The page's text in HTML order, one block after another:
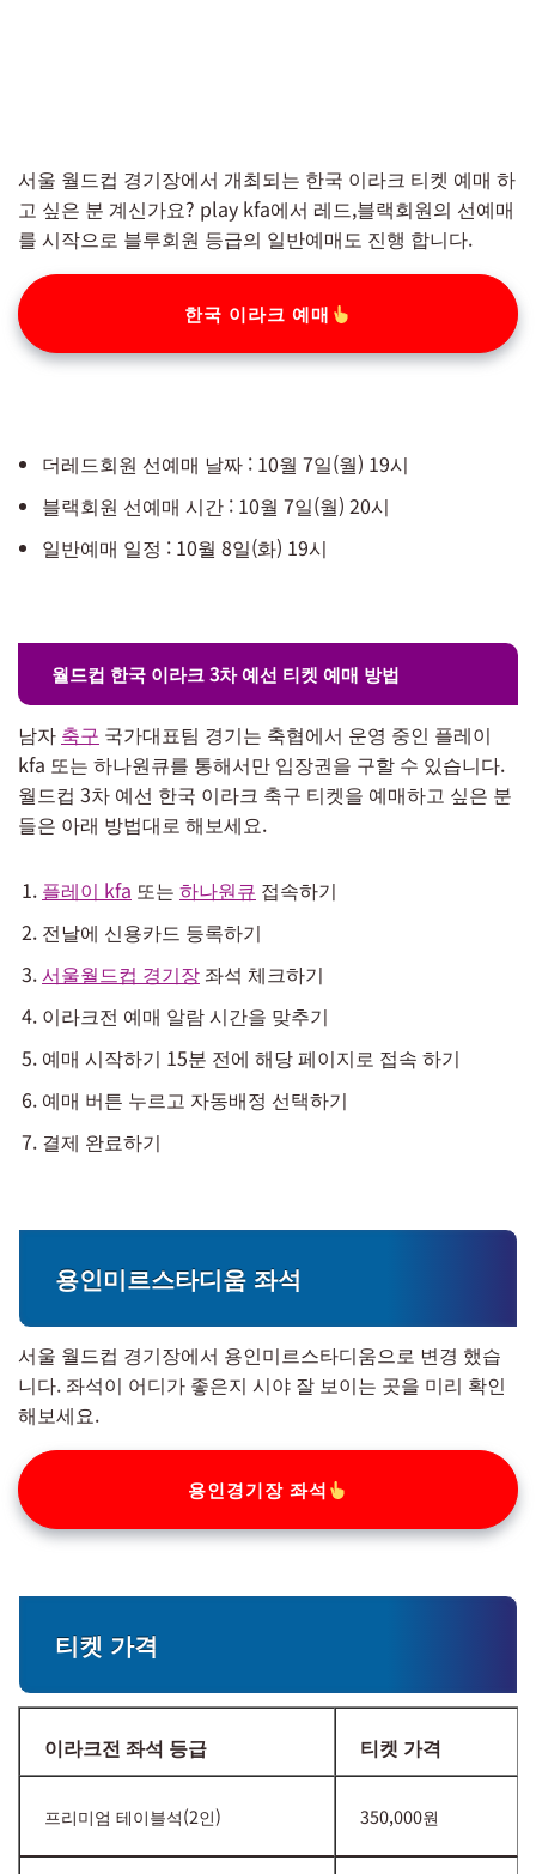
서울 월드컵 경기장에서 개최되는 한국 이라크 티켓 예매 하
고 싶은 분 계신가요? play kfa에서 레드,블랙회원의 선예매
를 시작으로 블루회원 등급의 일반예매도 진행 합니다.
한국 이라크 예매
더레드회원 선예매 날짜 : 10월 7일(월) 19시
블랙회원 선예매 시간 : 10월 7일(월) 20시
일반예매 일정 : 10월 8일(화) 19시
월드컵 한국 이라크 3차 예선 티켓 예매 방법
남자 축구 국가대표팀 경기는 축협에서 운영 중인 플레이
kfa 또는 하나원큐를 통해서만 입장권을 구할 수 있습니다.
월드컵 3차 예선 한국 이라크 축구 티켓을 예매하고 싶은 분
들은 아래 방법대로 해보세요.
플레이 kfa 또는 하나원큐 접속하기
전날에 신용카드 등록하기
서울월드컵 경기장 좌석 체크하기
이라크전 예매 알람 시간을 맞추기
예매 시작하기 15분 전에 해당 페이지로 접속 하기
예매 버튼 누르고 자동배정 선택하기
결제 완료하기
용인미르스타디움 좌석
서울 월드컵 경기장에서 용인미르스타디움으로 변경 했습
니다. 좌석이 어디가 좋은지 시야 잘 보이는 곳을 미리 확인
해보세요.
용인경기장 좌석
티켓 가격
이라크전 좌석 등급 티켓 가격
프리미엄 테이블석(2인) 350,000원